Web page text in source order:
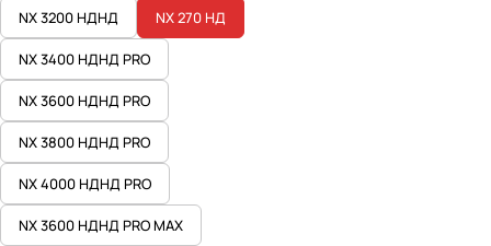
NX 3200 НДНД NX 270 НД
NX 3400 НДНД PRO
NX 3600 НДНД PRO
NX 3800 НДНД PRO
NX 4000 НДНД PRO
NX 3600 НДНД PRO MAX